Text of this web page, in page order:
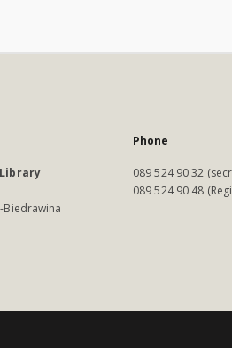
Biedrawina
Phone
089 524 90 32
089 524 90 48